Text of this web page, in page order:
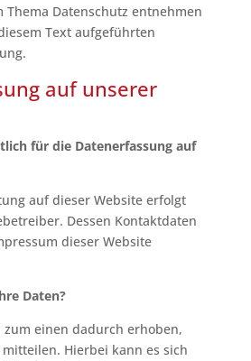
Thema Datenschutz entnehmen
Text aufgeführten
auf unserer
für die Datenerfassung auf
auf dieser Website erfolgt
Dessen Kontaktdaten
dieser Website
Daten?
zum einen dadurch erhoben,
mitteilen. Hierbei kann es sich